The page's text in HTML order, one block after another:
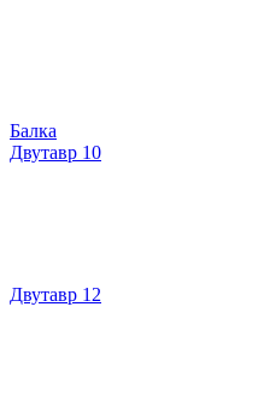
Балка
Двутавр 10
Двутавр 12